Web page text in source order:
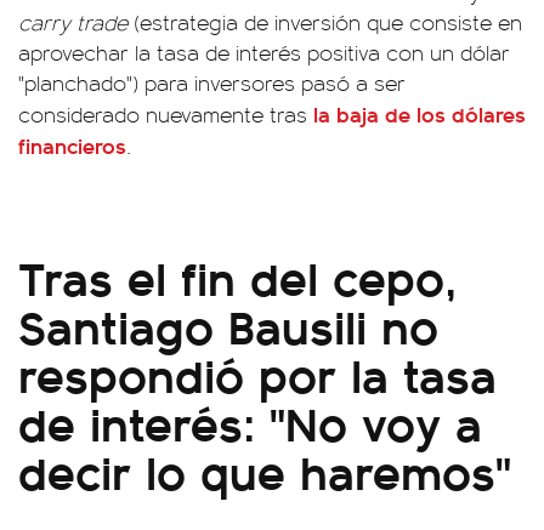
carry trade(estrategia de inversión que consiste en
aprovechar la tasa de interés positiva con un dólar
"planchado") para inversores pasó a ser
considerado nuevamente tras la baja de los dólares
financieros.
Tras el fin del cepo,
Santiago Bausili no
respondió por la tasa
de interés: "No voy a
decir lo que haremos"